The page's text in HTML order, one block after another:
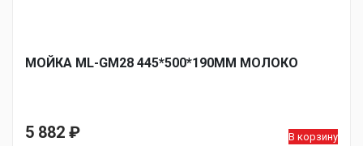
МОЙКА ML-GM28 445*500*190ММ МОЛОКО
5 882 ₽ В корзину